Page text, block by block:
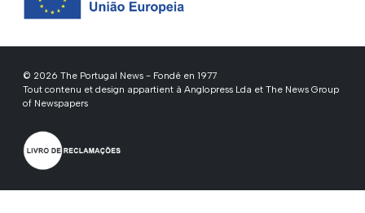
© 2026 The Portugal News - Fondé en 1977
Tout contenu et design appartient à Anglopress Lda et The News Group
of Newspapers